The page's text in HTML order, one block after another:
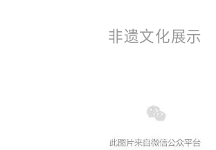
非遗文化展示